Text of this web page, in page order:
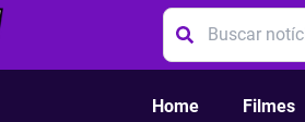
Home Filmes